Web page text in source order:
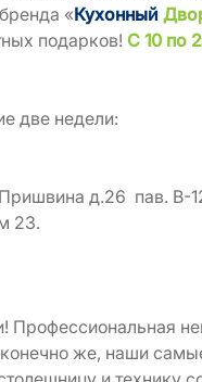
«Кухонный
подарков! С 10 по
две недели:
д.26 пав. B-
23.
Профессиональная
же, наши